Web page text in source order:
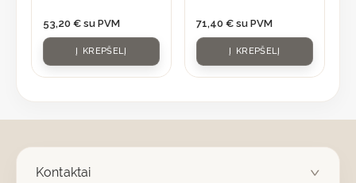
53,20 € su PVM
Į KREPŠELĮ
71,40 € su PVM
Į KREPŠELĮ
Kontaktai